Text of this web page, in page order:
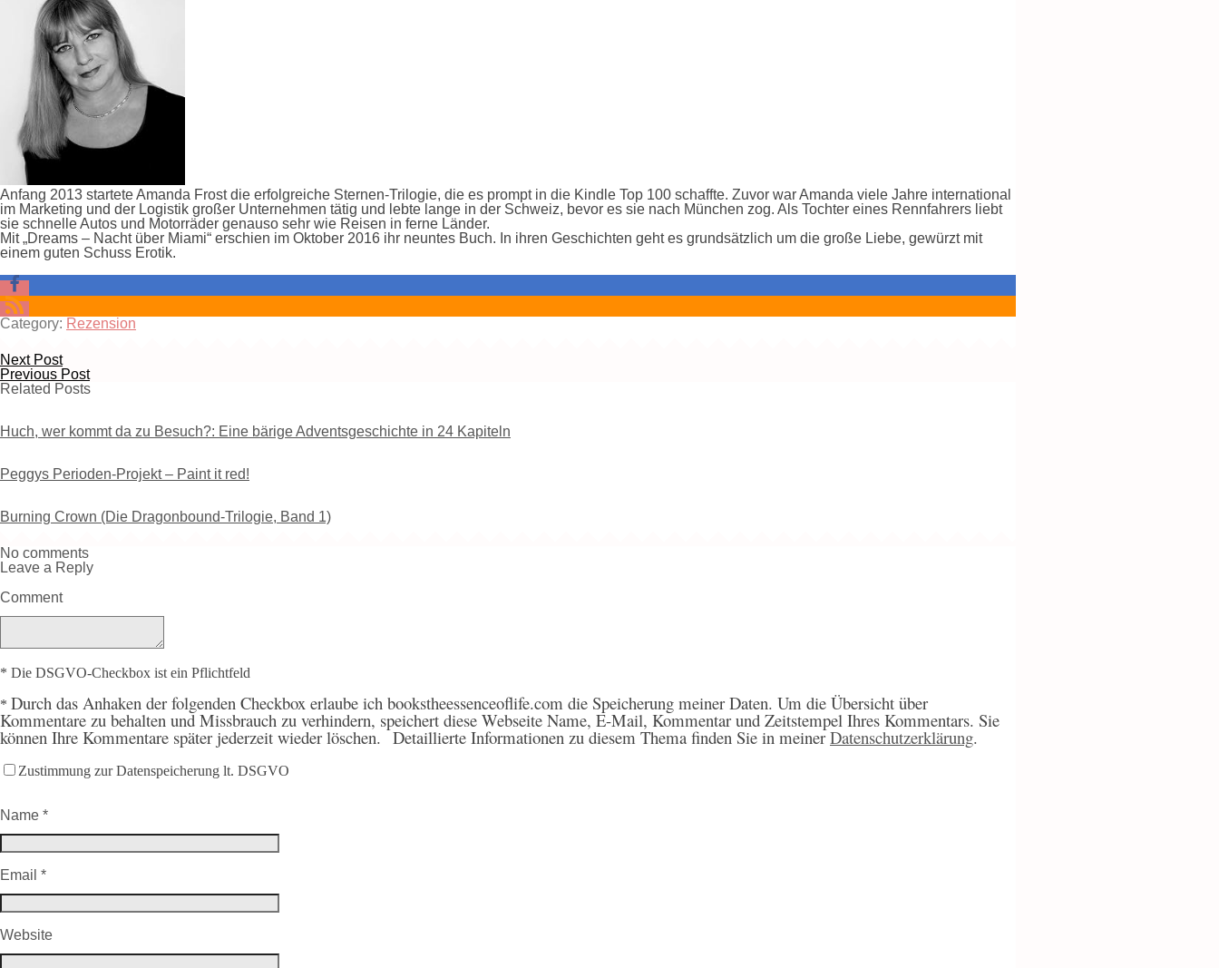
Anfang 2013 startete Amanda Frost die erfolgreiche Sternen-Trilogie, die es prompt in die Kindle Top 100 schaffte. Zuvor war Amanda viele Jahre international
im Marketing und der Logistik großer Unternehmen tätig und lebte lange in der Schweiz, bevor es sie nach München zog. Als Tochter eines Rennfahrers liebt
sie schnelle Autos und Motorräder genauso sehr wie Reisen in ferne Länder.
Mit „Dreams – Nacht über Miami“ erschien im Oktober 2016 ihr neuntes Buch. In ihren Geschichten geht es grundsätzlich um die große Liebe, gewürzt mit
einem guten Schuss Erotik.
Category: Rezension
Next Post
Previous Post
Related Posts
Huch, wer kommt da zu Besuch?: Eine bärige Adventsgeschichte in 24 Kapiteln
Peggys Perioden-Projekt – Paint it red!
Burning Crown (Die Dragonbound-Trilogie, Band 1)
No comments
Leave a Reply
Comment
* Die DSGVO-Checkbox ist ein Pflichtfeld
* Durch das Anhaken der folgenden Checkbox erlaube ich bookstheessenceoflife.com die Speicherung meiner Daten. Um die Übersicht über
Kommentare zu behalten und Missbrauch zu verhindern, speichert diese Webseite Name, E-Mail, Kommentar und Zeitstempel Ihres Kommentars. Sie
können Ihre Kommentare später jederzeit wieder löschen. Detaillierte Informationen zu diesem Thema finden Sie in meinerDatenschutzerklärung.
Zustimmung zur Datenspeicherung lt. DSGVO
Name *
Email *
Website